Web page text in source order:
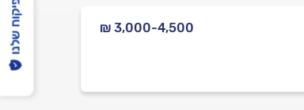
₪ 3,000-4,500 הפיקוח שלנו